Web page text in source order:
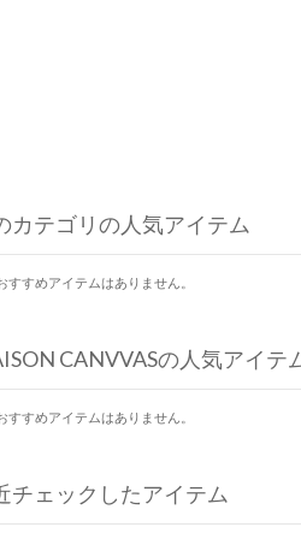
カテゴリの人気アイテム
すすめアイテムはありません。
CANVVASの人気アイテ
すすめアイテムはありません。
チェックしたアイテム